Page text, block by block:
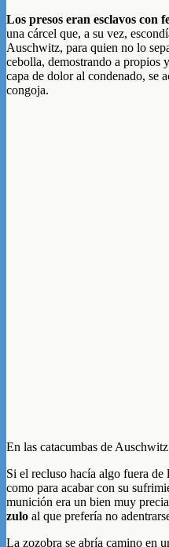
Los presos eran esclavos con
una cárcel que, a su vez,
Auschwitz, para quien no lo
cebolla, demostrando a propios
capa de dolor al condenado, se
congoja.
En las catacumbas de
Si el recluso hacía algo fuera
como para acabar con su
munición era un bien muy
zulo al que prefería no
La zozobra se abría camino en